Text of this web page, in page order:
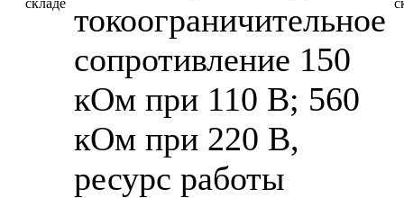
токоограничительное
сопротивление 150
кОм при 110 В; 560
кОм при 220 В,
ресурс работы